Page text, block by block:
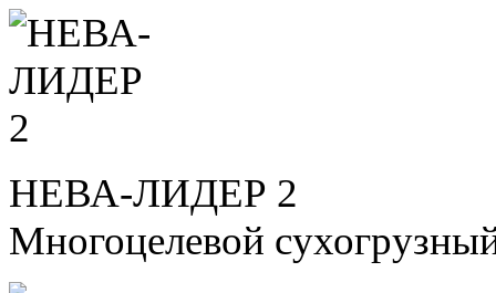
НЕВА-ЛИДЕР 2
Многоцелевой